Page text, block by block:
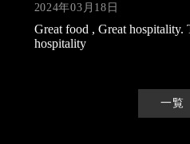
2024年03月18日
Great food , Great
hospitality
一覧